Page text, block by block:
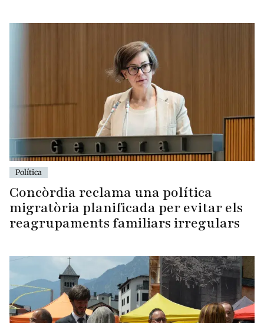
Política
Concòrdia reclama una política
migratòria planificada per evitar els
reagrupaments familiars irregulars